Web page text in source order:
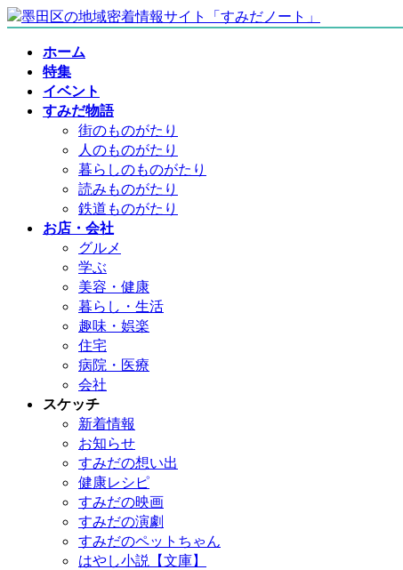
コ
ナ
ホーム
特集
イベント
すみだ物語
街のものがたり
人のものがたり
暮らしのものがたり
読みものがたり
鉄道ものがたり
お店・会社
グルメ
学ぶ
美容・健康
暮らし・生活
趣味・娯楽
住宅
病院・医療
会社
スケッチ
新着情報
お知らせ
すみだの想い出
健康レシピ
すみだの映画
すみだの演劇
すみだのペットちゃん
はやし小説【文庫】